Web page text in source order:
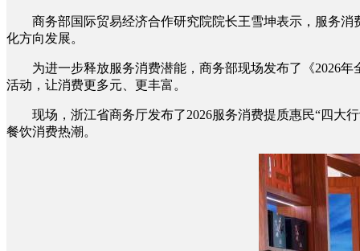
商务部国际贸易经济合作研究院院长王雪坤表示，服务消
化方向发展。
为进一步释放服务消费潜能，商务部现场发布了《2026年全
活动，让消费更多元、更丰富。
现场，浙江省商务厅发布了2026服务消费提质惠民“四大行
餐饮消费热潮。